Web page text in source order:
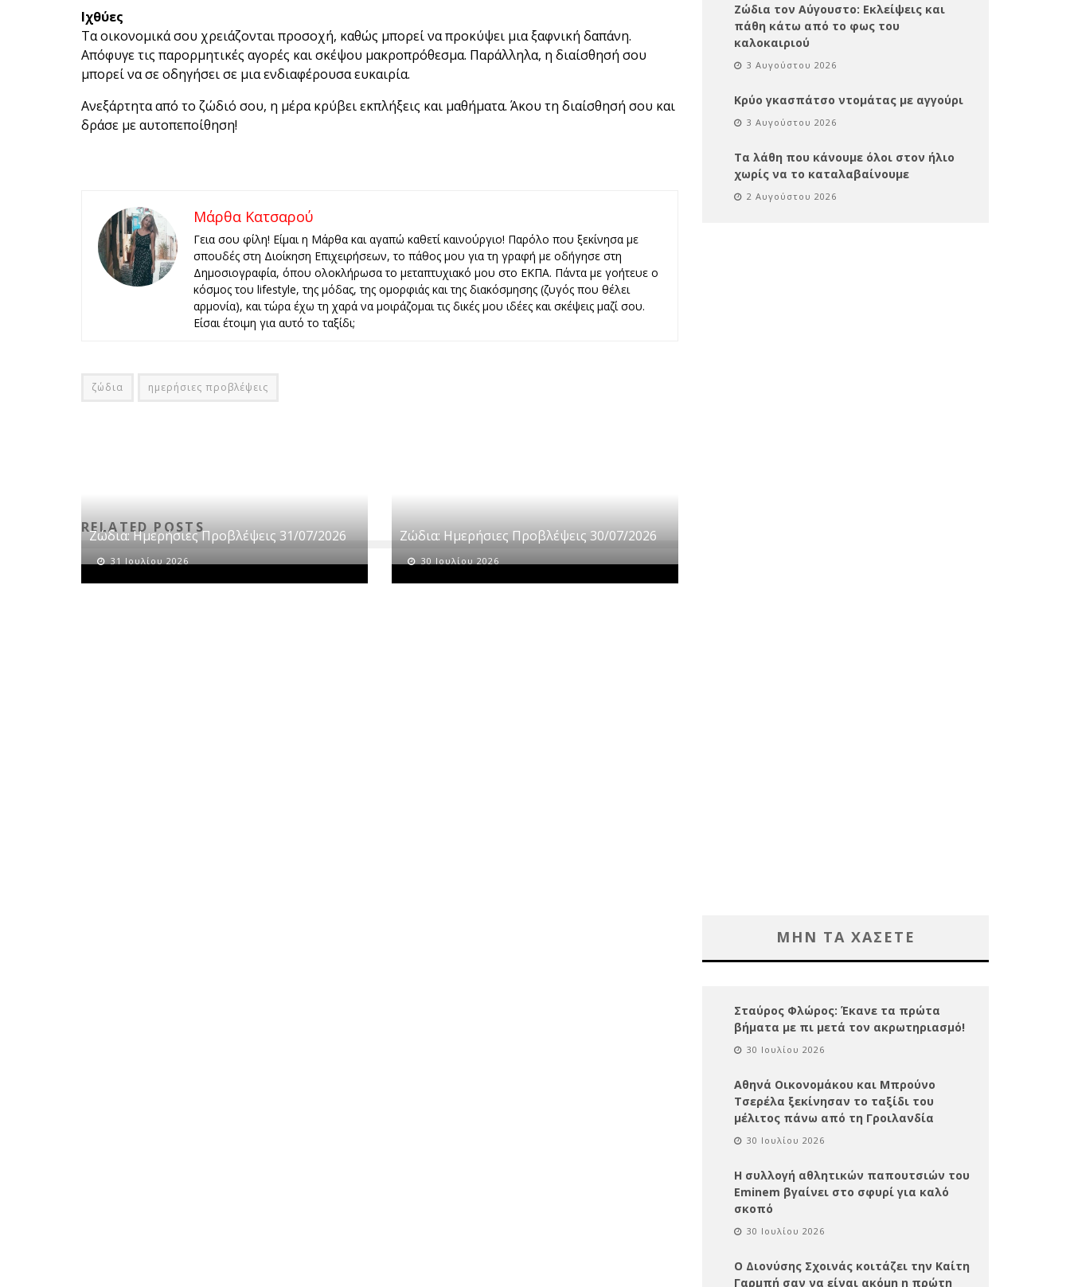
Ιχθύες
Τα οικονομικά σου χρειάζονται προσοχή, καθώς μπορεί να προκύψει μια ξαφνική δαπάνη.
Απόφυγε τις παρορμητικές αγορές και σκέψου μακροπρόθεσμα. Παράλληλα, η διαίσθησή σου
μπορεί να σε οδηγήσει σε μια ενδιαφέρουσα ευκαιρία.
Ανεξάρτητα από το ζώδιό σου, η μέρα κρύβει εκπλήξεις και μαθήματα. Άκου τη διαίσθησή σου και
δράσε με αυτοπεποίθηση!
Μάρθα Κατσαρού
Γεια σου φίλη! Είμαι η Μάρθα και αγαπώ καθετί καινούργιο! Παρόλο που ξεκίνησα με
σπουδές στη Διοίκηση Επιχειρήσεων, το πάθος μου για τη γραφή με οδήγησε στη
Δημοσιογραφία, όπου ολοκλήρωσα το μεταπτυχιακό μου στο ΕΚΠΑ. Πάντα με γοήτευε ο
κόσμος του lifestyle, της μόδας, της ομορφιάς και της διακόσμησης (ζυγός που θέλει
αρμονία), και τώρα έχω τη χαρά να μοιράζομαι τις δικές μου ιδέες και σκέψεις μαζί σου.
Είσαι έτοιμη για αυτό το ταξίδι;
ζώδια ημερήσιες προβλέψεις
RELATED POSTS
Ζώδια: Ημερήσιες Προβλέψεις 31/07/2026
31 Ιουλίου 2026
Ζώδια: Ημερήσιες Προβλέψεις 30/07/2026
30 Ιουλίου 2026
Ζώδια τον Αύγουστο: Εκλείψεις και
πάθη κάτω από το φως του
καλοκαιριού
3 Αυγούστου 2026
Κρύο γκασπάτσο ντομάτας με αγγούρι
3 Αυγούστου 2026
Τα λάθη που κάνουμε όλοι στον ήλιο
χωρίς να το καταλαβαίνουμε
2 Αυγούστου 2026
ΜΗΝ ΤΑ ΧΑΣΕΤΕ
Σταύρος Φλώρος: Έκανε τα πρώτα
βήματα με πι μετά τον ακρωτηριασμό!
30 Ιουλίου 2026
Αθηνά Οικονομάκου και Μπρούνο
Τσερέλα ξεκίνησαν το ταξίδι του
μέλιτος πάνω από τη Γροιλανδία
30 Ιουλίου 2026
Η συλλογή αθλητικών παπουτσιών του
Eminem βγαίνει στο σφυρί για καλό
σκοπό
30 Ιουλίου 2026
Ο Διονύσης Σχοινάς κοιτάζει την Καίτη
Γαρμπή σαν να είναι ακόμη η πρώτη